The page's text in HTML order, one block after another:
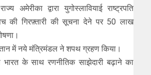
अमेरीका द्वारा युगोस्लावियाई राष्ट्रपति
की गिरफ़्तारी की सूचना देने पर 50 लाख
में नये मंत्रिमंडल ने शपथ ग्रहण किया।
के साथ रणनीतिक साझेदारी बढ़ाने का